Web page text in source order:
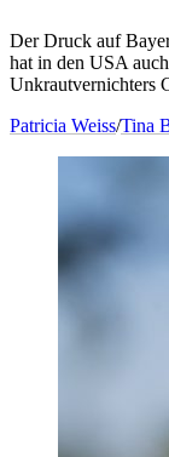
Der Druck auf
hat in den USA
Unkrautvernichters
Patricia Weiss/Tina